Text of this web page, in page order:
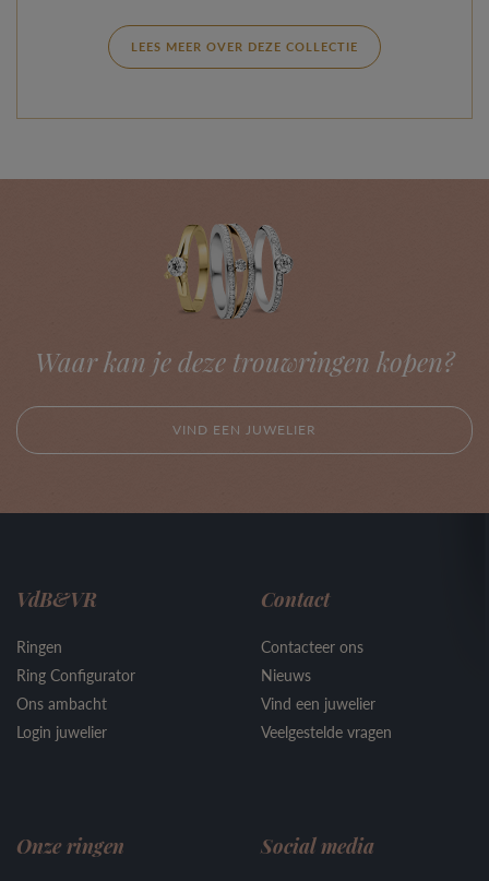
LEES MEER OVER DEZE COLLECTIE
Waar kan je deze trouwringen kopen?
VIND EEN JUWELIER
VdB&VR
Ringen
Ring Configurator
Ons ambacht
Login juwelier
Contact
Contacteer ons
Nieuws
Vind een juwelier
Veelgestelde vragen
Onze ringen Social media